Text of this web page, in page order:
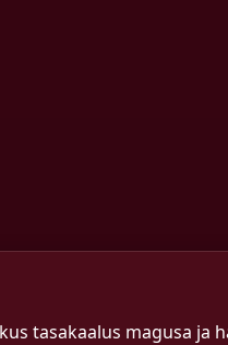
tasakaalus magusa ja